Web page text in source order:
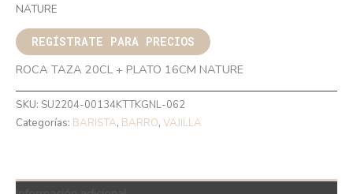
NATURE
REGÍSTRATE PARA PRECIOS
ROCA TAZA 20CL + PLATO 16CM NATURE
SKU: SU2204-00134KTTKGNL-062
Categorías: BARISTA, BARRO, VAJILLA